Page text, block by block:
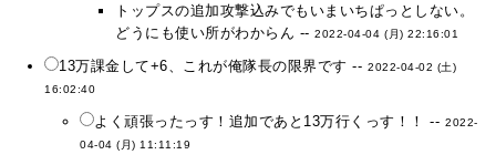
トップスの追加攻撃込みでもいまいちぱっとしない。
どうにも使い所がわからん --2022-04-04 (月) 22:16:01
13万課金して+6、これが俺隊長の限界です -- 2022-04-02 (土)
16:02:40
よく頑張ったっす！追加であと13万行くっす！！ --2022-
04-04 (月) 11:11:19